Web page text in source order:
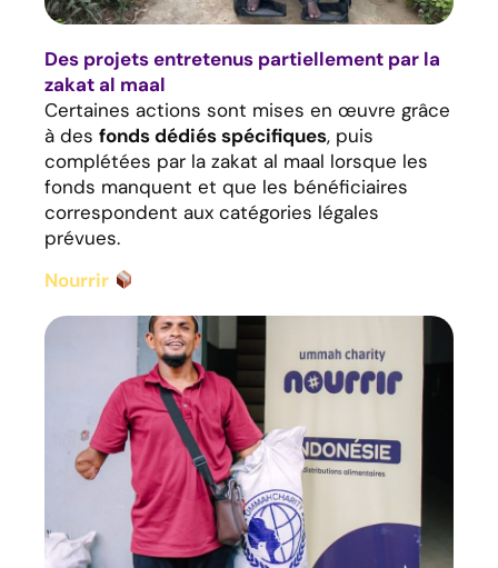
Des projets entretenus partiellement par la
zakat al maal
Certaines actions sont mises en œuvre grâce
à des fonds dédiés spécifiques, puis
complétées par la zakat al maal lorsque les
fonds manquent et que les bénéficiaires
correspondent aux catégories légales
prévues.
Nourrir